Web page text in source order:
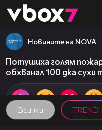
👾
Всички
Новините на NOVA
Потушиха голям
обхванал 100 дка сухи
03:04